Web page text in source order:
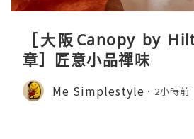
［大阪Canopy by
章］匠意小品禪味
Me Simplestyle 2小時前